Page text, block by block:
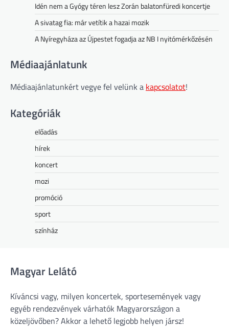
Idén nem a Gyógy téren lesz Zorán balatonfüredi koncertje
A sivatag fia: már vetítik a hazai mozik
A Nyíregyháza az Újpestet fogadja az NB I nyitómérkőzésén
Médiaajánlatunk
Médiaajánlatunkért vegye fel velünk a kapcsolatot!
Kategóriák
előadás
hírek
koncert
mozi
promóció
sport
színház
Magyar Lelátó
Kíváncsi vagy, milyen koncertek, sportesemények vagy
egyéb rendezvények várhatók Magyarországon a
közeljövőben? Akkor a lehető legjobb helyen jársz!